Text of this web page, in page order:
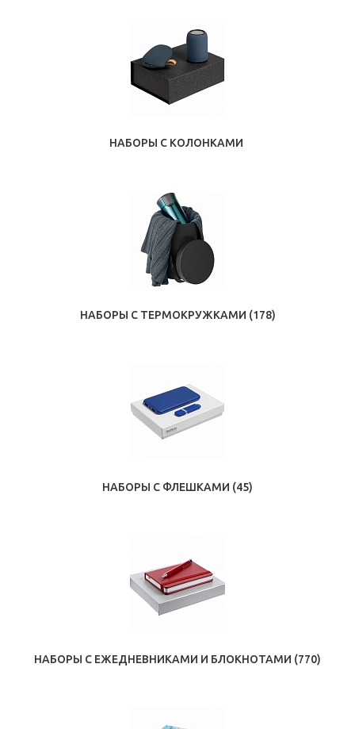
НАБОРЫ С КОЛОНКАМИ
НАБОРЫ С ТЕРМОКРУЖКАМИ (178)
НАБОРЫ С ФЛЕШКАМИ (45)
НАБОРЫ С ЕЖЕДНЕВНИКАМИ И БЛОКНОТАМИ (770)